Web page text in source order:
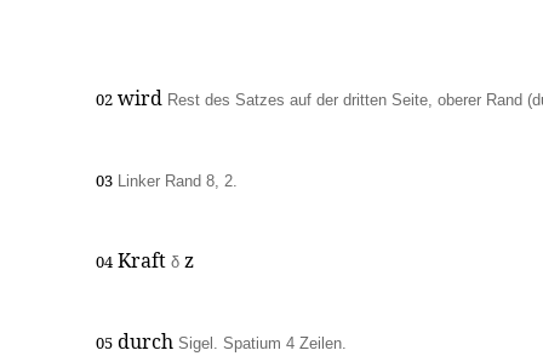
02 wird Rest des Satzes auf der dritten Seite, oberer Rand
03 Linker Rand 8, 2.
04 Kraft δ z
05 durch Sigel. Spatium 4 Zeilen.